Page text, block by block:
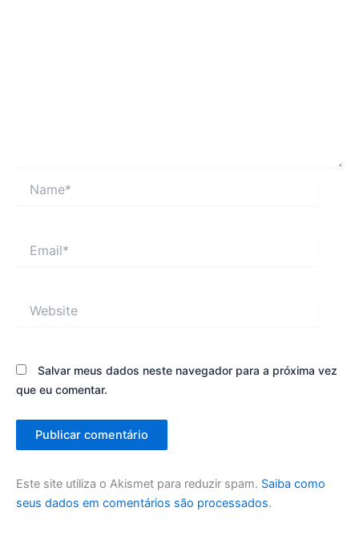
Salvar meus dados neste navegador para a próxima vez
que eu comentar.
Este site utiliza o Akismet para reduzir spam. Saiba como
seus dados em comentários são processados.